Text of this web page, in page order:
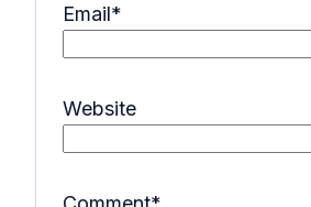
Email*
Website